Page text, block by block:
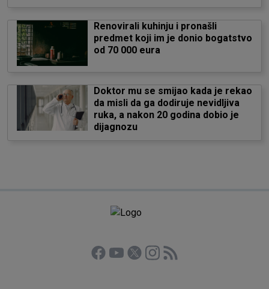
Renovirali kuhinju i pronašli
predmet koji im je donio bogatstvo
od 70 000 eura
Doktor mu se smijao kada je rekao
da misli da ga dodiruje nevidljiva
ruka, a nakon 20 godina dobio je
dijagnozu